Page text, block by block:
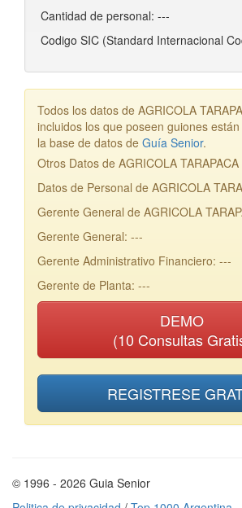
Cantidad de personal: ---
Codigo SIC (Standard Internacional
Todos los datos de AGRICOLA
incluidos los que poseen guiones
la base de datos de Guía Senior.
Otros Datos de AGRICOLA TARAPACA
Datos de Personal de AGRICOLA
Gerente General de AGRICOLA
Gerente General: ---
Gerente Administrativo Financiero: ---
Gerente de Planta: ---
DEMO
(10 Consultas
REGISTRESE
© 1996 - 2026 Guia Senior